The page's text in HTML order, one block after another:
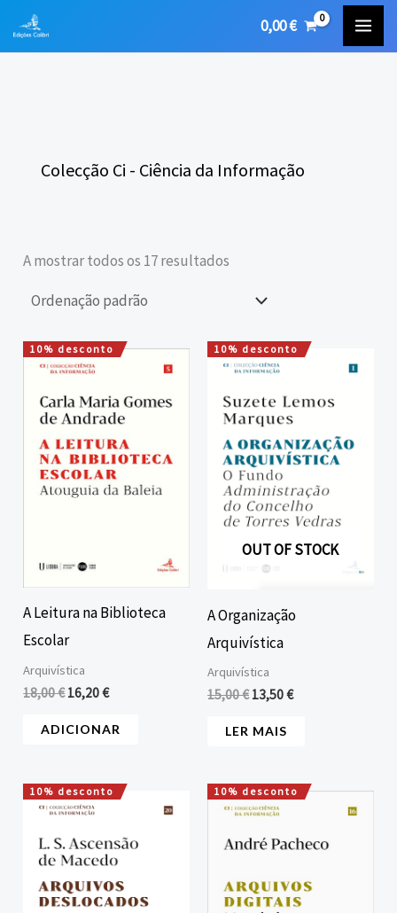
0,00€
Colecção Ci - Ciência da Informação
A mostrar todos os 17 resultados
10% desconto
A Leitura na Biblioteca
Escolar
Arquivística
18,00€
O
preço
era:
18,00 €.
16,20€
O
é:
16,20 €.
ADICIONAR
10% desconto
OUT OF STOCK
A Organização
Arquivística
Arquivística
15,00€
O
preço
era:
15,00 €.
13,50€
O
é:
13,50 €.
LER MAIS
10% desconto
O
preço
era:
20,00 €.
O
é:
18,00 €.
10% desconto
O
preço
era:
O
é: